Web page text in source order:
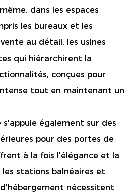
dans les espaces
les bureaux et les
au détail, les usines
qui hiérarchirent la
conçues pour
tout en maintenant un
également sur des
pour des portes de
à la fois l'élégance et la
stations balnéaires et
nécessitent